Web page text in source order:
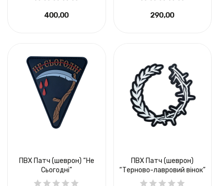
400,00 ₴ 290,00 ₴
ПВХ Патч (шеврон) “Не
Сьогодні”
ПВХ Патч (шеврон)
“Терново-лавровий вінок”